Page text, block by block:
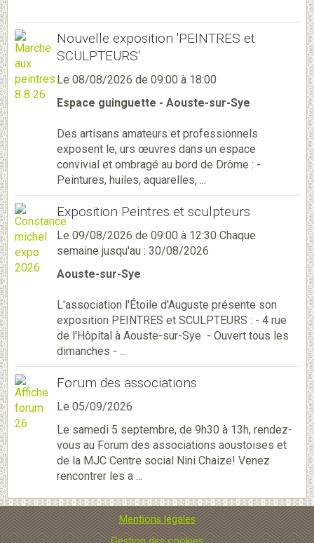
Nouvelle exposition 'PEINTRES et
SCULPTEURS'
Le 08/08/2026 de 09:00 à 18:00
Espace guinguette - Aouste-sur-Sye
Des artisans amateurs et professionnels
exposent le, urs œuvres dans un espace
convivial et ombragé au bord de Drôme : -
Peintures, huiles, aquarelles, ...
Exposition Peintres et sculpteurs
Le 09/08/2026 de 09:00 à 12:30 Chaque
semaine jusqu'au : 30/08/2026
Aouste-sur-Sye
L'association l'Étoile d'Auguste présente son
exposition PEINTRES et SCULPTEURS : - 4 rue
de l'Hôpital à Aouste-sur-Sye - Ouvert tous les
dimanches - ...
Forum des associations
Le 05/09/2026
Le samedi 5 septembre, de 9h30 à 13h, rendez-
vous au Forum des associations aoustoises et
de la MJC Centre social Nini Chaize! Venez
rencontrer les a ...
Mentions légales